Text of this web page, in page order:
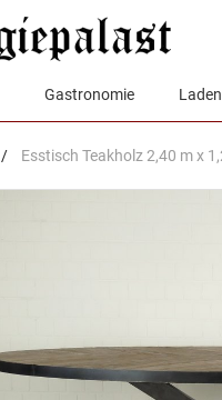
Gastronomie
/ Esstisch Teakholz 2,40 m x